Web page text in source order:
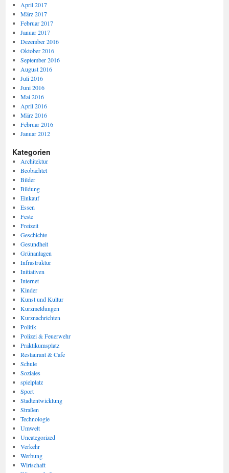
April 2017
März 2017
Februar 2017
Januar 2017
Dezember 2016
Oktober 2016
September 2016
August 2016
Juli 2016
Juni 2016
Mai 2016
April 2016
März 2016
Februar 2016
Januar 2012
Kategorien
Architektur
Beobachtet
Bilder
Bildung
Einkauf
Essen
Feste
Freizeit
Geschichte
Gesundheit
Grünanlagen
Infrastruktur
Initiativen
Internet
Kinder
Kunst und Kultur
Kurzmeldungen
Kurznachrichten
Politik
Polizei & Feuerwehr
Praktikumsplatz
Restaurant & Cafe
Schule
Soziales
spielplatz
Sport
Stadtentwicklung
Straßen
Technologie
Umwelt
Uncategorized
Verkehr
Werbung
Wirtschaft